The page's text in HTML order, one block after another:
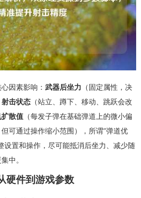
因素影响： 武器后坐力 （固定属性，决
射击状态 （站立、蹲下、移动、跳跃会改
散值 （每发子弹在基础弹道上的微小偏
可通过操作缩小范围），所谓“弹道优
设置和操作，尽可能抵消后坐力、减少随
中。
硬件到游戏参数